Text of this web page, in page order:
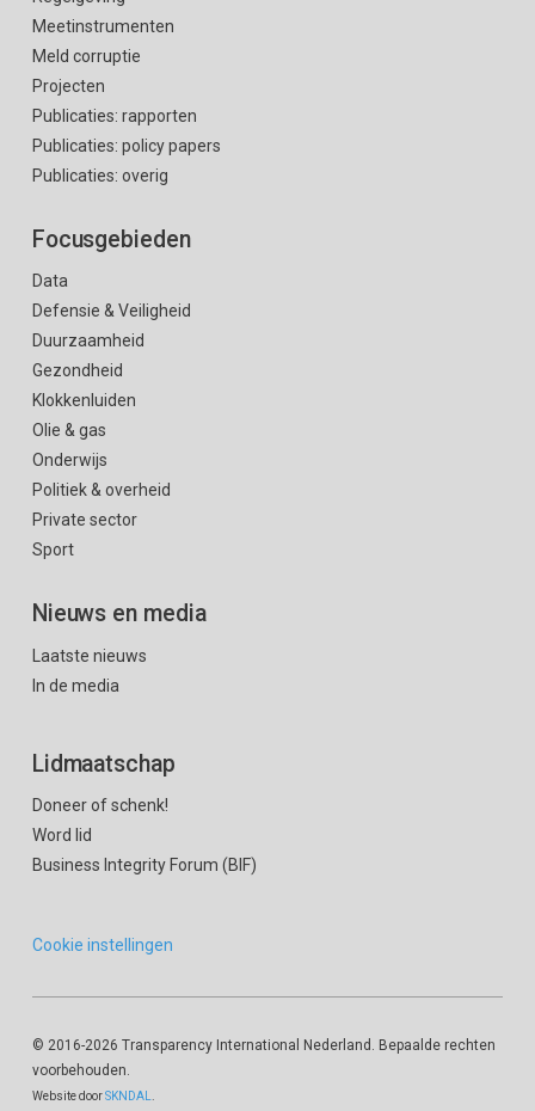
Meetinstrumenten
Meld corruptie
Projecten
Publicaties: rapporten
Publicaties: policy papers
Publicaties: overig
Focusgebieden
Data
Defensie & Veiligheid
Duurzaamheid
Gezondheid
Klokkenluiden
Olie & gas
Onderwijs
Politiek & overheid
Private sector
Sport
Nieuws en media
Laatste nieuws
In de media
Lidmaatschap
Doneer of schenk!
Word lid
Business Integrity Forum (BIF)
Cookie instellingen
© 2016-2026 Transparency International Nederland. Bepaalde rechten
voorbehouden.
Website doorSKNDAL.